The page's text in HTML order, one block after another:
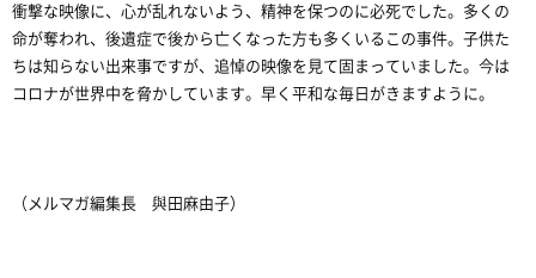
衝撃な映像に、心が乱れないよう、精神を保つのに必死でした。多くの
命が奪われ、後遺症で後から亡くなった方も多くいるこの事件。子供た
ちは知らない出来事ですが、追悼の映像を見て固まっていました。今は
コロナが世界中を脅かしています。早く平和な毎日がきますように。
（メルマガ編集長 與田麻由子）